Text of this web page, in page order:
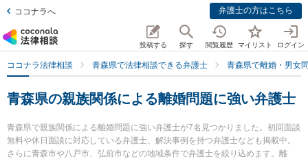
ココナラへ 弁護士の方はこちら
投稿する 探す 閲覧履歴 マイリスト ログイン
ココナラ法律相談 青森県で法律相談できる弁護士 青森県で離婚・男女
青森県の親族関係による離婚問題に強い弁護士
青森県で親族関係による離婚問題に強い弁護士が7名見つかりました。初回面談
無料や休日面談に対応している弁護士、解決事例を持つ弁護士なども掲載中。
さらに青森市や八戸市、弘前市などの地域条件で弁護士を絞り込めます。離